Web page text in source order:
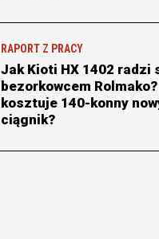
RAPORT Z PRACY
Jak Kioti HX 1402 radzi
bezorkowcem
kosztuje 140-konny
ciągnik?